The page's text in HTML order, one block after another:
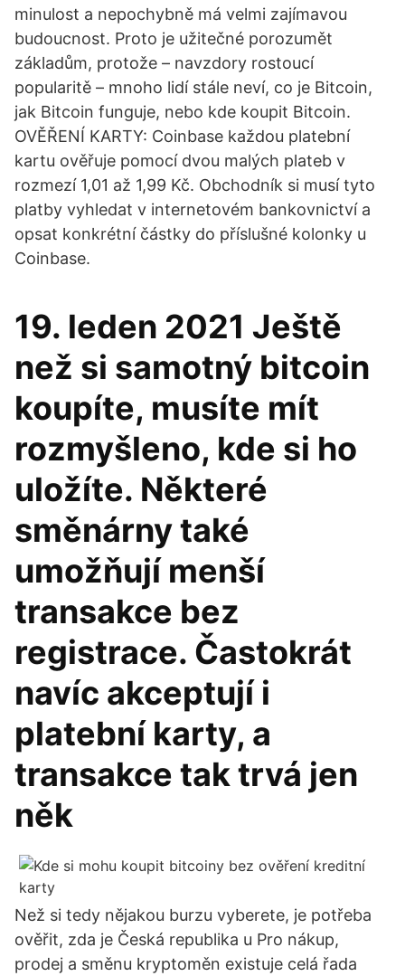
minulost a nepochybně má velmi zajímavou
budoucnost. Proto je užitečné porozumět
základům, protože – navzdory rostoucí
popularitě – mnoho lidí stále neví, co je Bitcoin,
jak Bitcoin funguje, nebo kde koupit Bitcoin.
OVĚŘENÍ KARTY: Coinbase každou platební
kartu ověřuje pomocí dvou malých plateb v
rozmezí 1,01 až 1,99 Kč. Obchodník si musí tyto
platby vyhledat v internetovém bankovnictví a
opsat konkrétní částky do příslušné kolonky u
Coinbase.
19. leden 2021 Ještě
než si samotný bitcoin
koupíte, musíte mít
rozmyšleno, kde si ho
uložíte. Některé
směnárny také
umožňují menší
transakce bez
registrace. Častokrát
navíc akceptují i
platební karty, a
transakce tak trvá jen
něk
Než si tedy nějakou burzu vyberete, je potřeba
ověřit, zda je Česká republika u Pro nákup,
prodej a směnu kryptoměn existuje celá řada